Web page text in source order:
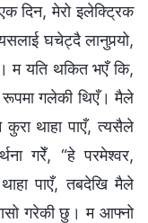
दिन, मेरो इलेक्ट्रिक
घचेट्दै लानुपर्‍यो,
म यति थकित भएँ कि,
रूपमा गलेकी थिएँ। मैले
कुरा थाहा पाएँ, त्यसैले
गरेँ, “हे परमेश्‍वर,
पाएँ, तबदेखि मैले
गरेकी छु। म आफ्नो